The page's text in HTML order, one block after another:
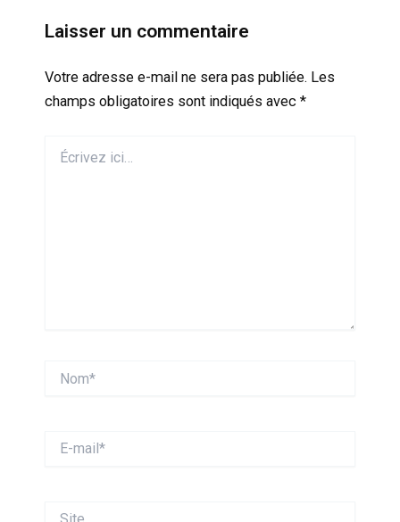
Laisser un commentaire
Votre adresse e-mail ne sera pas publiée. Les
champs obligatoires sont indiqués avec *
ici…
mail*